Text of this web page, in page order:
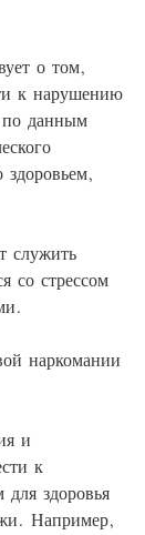
о том,
к нарушению
по данным
служить
со стрессом
наркомании
и
к
для здоровья
Например,